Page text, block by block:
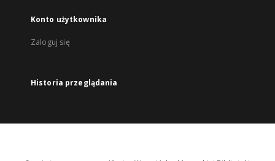
Konto użytkownika
Zaloguj się
Historia przeglądania